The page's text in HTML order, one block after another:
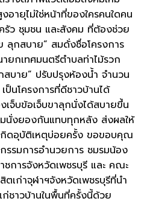
อายุไม่ใช่หน้าที่ของใครคนใดคน
ว ชุมชน และสังคม ที่ต้องช่วย
ลุกสบาย” สมดั่งชื่อโครงการ
ยกเทศมนตรีตำบลท่าไม้รวก
บาย” ปรับปรุงห้องน้ำ จำนวน
ป็นโครงการที่ดีชาวบ้านได้
เจ็บข้อเจ็บขาลุกนั่งได้สบายขึ้น
นั่งยองกันแทบทุกหลัง ส่งผลให้
ดอุบัติเหตุบ่อยครั้ง ขอขอบคุณ
รรมการอำนวยการ ชมรมน้อง
ชการจังหวัดเพชรบุรี และ คณะ
เก่าจุฬาฯจังหวัดเพชรบุรีที่นำ
ชาวบ้านในพื้นที่ครั้งนี้ด้วย